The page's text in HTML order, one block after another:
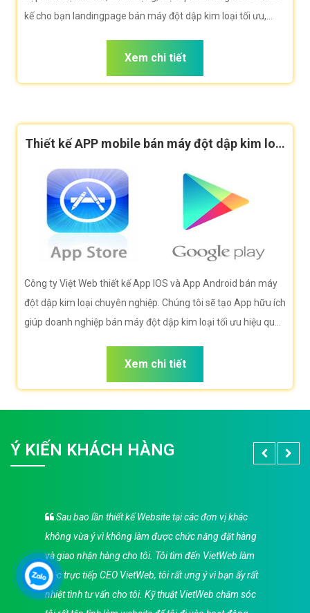
kế cho bạn landingpage bán máy đột dập kim loại tối ưu,
Xem chi tiết
Thiết kế APP mobile bán máy đột dập kim loại
Công ty Việt Web thiết kế App IOS và App Android bán máy
đột dập kim loại chuyên nghiệp. Chúng tôi sẽ tạo App hữu ích
giúp doanh nghiệp bán máy đột dập kim loại tối ưu hiệu quả
của bạn sẽ sở hữu app đẹp, ưu việt, tăng trải nghiệm người
Xem chi tiết
Ý KIẾN KHÁCH HÀNG
Sau bao lần thiết kế Website tại các đơn vị khác
không vừa ý vì không làm được chức năng đặt hàng
và giao nhận hàng cho tôi. Tôi tìm đến VietWeb làm
việc trực tiếp CEO VietWeb, tôi rất ưng ý vì bạn ấy rất
nhiệt tình tư vấn cho tôi. Kỹ thuật VietWeb chăm sóc